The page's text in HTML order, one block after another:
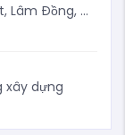
Việt Nam
xây dựng